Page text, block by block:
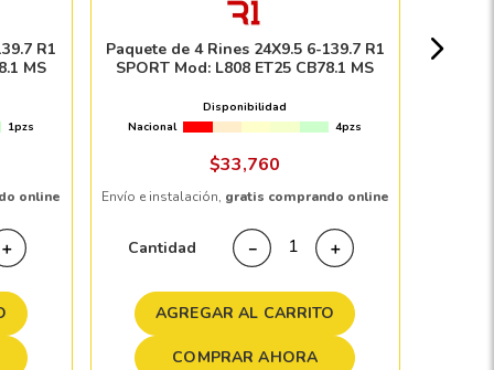
R1
MS
1pzs
online
＋
Paquete de 4 Rines 24X9.5 6-139.7 R1
SPORT Mod: L808 ET25 CB78.1 MS
Disponibilidad
Nacional
4pzs
$33,760
Envío e instalación, gratis comprando online
Cantidad ＋
－
AGREGAR AL CARRITO
COMPRAR AHORA